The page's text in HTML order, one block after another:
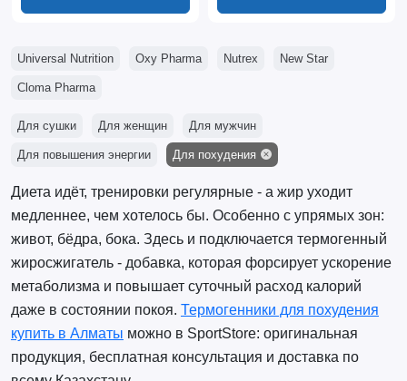
Universal Nutrition Oxy Pharma Nutrex New Star
Cloma Pharma
Для сушки Для женщин Для мужчин
Для повышения энергии Для похудения
Диета идёт, тренировки регулярные - а жир уходит
медленнее, чем хотелось бы. Особенно с упрямых зон:
живот, бёдра, бока. Здесь и подключается термогенный
жиросжигатель - добавка, которая форсирует ускорение
метаболизма и повышает суточный расход калорий
даже в состоянии покоя. Термогенники для похудения
купить в Алматы можно в SportStore: оригинальная
продукция, бесплатная консультация и доставка по